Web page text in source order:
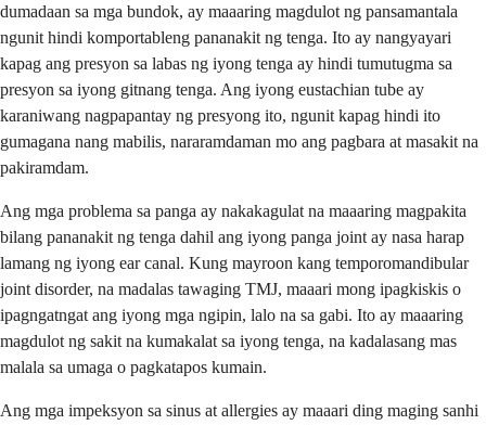
dumadaan sa mga bundok, ay maaaring magdulot ng pansamantala
ngunit hindi komportableng pananakit ng tenga. Ito ay nangyayari
kapag ang presyon sa labas ng iyong tenga ay hindi tumutugma sa
presyon sa iyong gitnang tenga. Ang iyong eustachian tube ay
karaniwang nagpapantay ng presyong ito, ngunit kapag hindi ito
gumagana nang mabilis, nararamdaman mo ang pagbara at masakit na
pakiramdam.
Ang mga problema sa panga ay nakakagulat na maaaring magpakita
bilang pananakit ng tenga dahil ang iyong panga joint ay nasa harap
lamang ng iyong ear canal. Kung mayroon kang temporomandibular
joint disorder, na madalas tawaging TMJ, maaari mong ipagkiskis o
ipagngatngat ang iyong mga ngipin, lalo na sa gabi. Ito ay maaaring
magdulot ng sakit na kumakalat sa iyong tenga, na kadalasang mas
malala sa umaga o pagkatapos kumain.
Ang mga impeksyon sa sinus at allergies ay maaari ding maging sanhi